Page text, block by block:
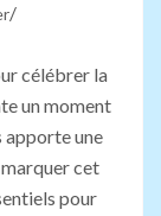
/
célébrer la
un moment
apporte une
cet
pour